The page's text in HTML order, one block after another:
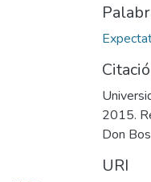
2015.
Don
URI